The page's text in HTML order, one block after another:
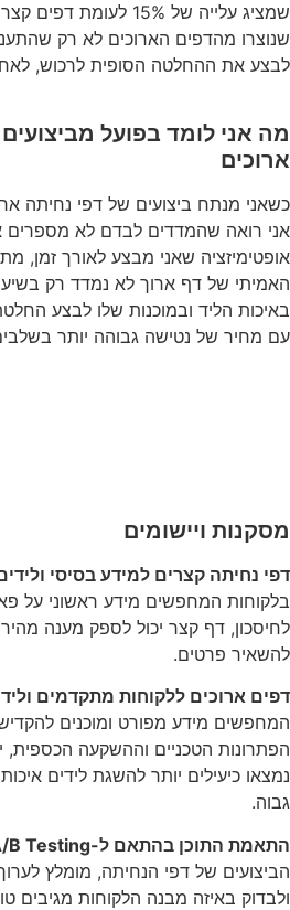
שמציג עלייה של 15%
שנוצרו מהדפים הארוכים לא רק
לבצע את ההחלטה הסופית לרכוש,
מה אני לומד בפועל
ארוכים
כשאני מנתח ביצועים של דפי נחיתה
אני רואה שהמדדים לבדם לא מספרים
אופטימיזציה שאני מבצע לאורך זמן,
האמיתי של דף ארוך לא נמדד רק
באיכות הליד ובמוכנות שלו לבצע
עם מחיר של נטישה גבוהה יותר
מסקנות ויישומים
דפי נחיתה קצרים למידע בסיסי
בלקוחות המחפשים מידע ראשוני על
לחיסכון, דף קצר יכול לספק מענה
להשאיר פרטים.
דפים ארוכים ללקוחות מתקדמים
המחפשים מידע מפורט ומוכנים
הפתרונות הטכניים וההשקעה הכספית,
נמצאו כיעילים יותר להשגת לידים
גבוה.
התאמת התוכן בהתאם ל-A/B Testing
הביצועים של דפי הנחיתה, מומלץ
ולבדוק באיזה מבנה הלקוחות מגיבים